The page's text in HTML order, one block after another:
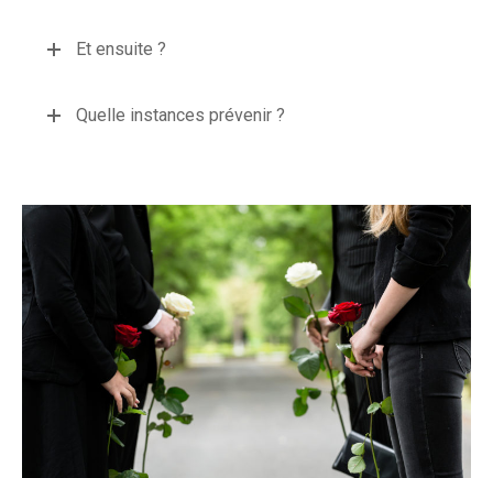
Et ensuite ?
Quelle instances prévenir ?